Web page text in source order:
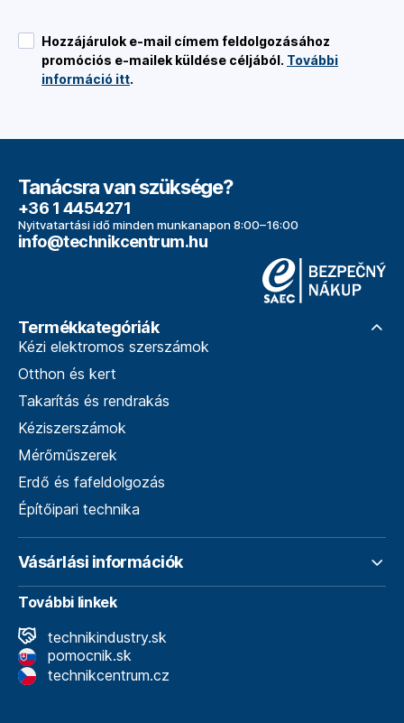
Hozzájárulok e-mail címem feldolgozásához
promóciós e-mailek küldése céljából. További
információ itt.
Tanácsra van szüksége?
+36 1 4454271
Nyitvatartási idő minden munkanapon 8:00–16:00
info@technikcentrum.hu
Termékkategóriák
Kézi elektromos szerszámok
Otthon és kert
Takarítás és rendrakás
Kéziszerszámok
Mérőműszerek
Erdő és fafeldolgozás
Építőipari technika
Vásárlási információk
További linkek
technikindustry.sk
pomocnik.sk
technikcentrum.cz